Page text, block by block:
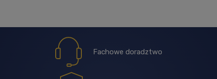
Fachowe doradztwo